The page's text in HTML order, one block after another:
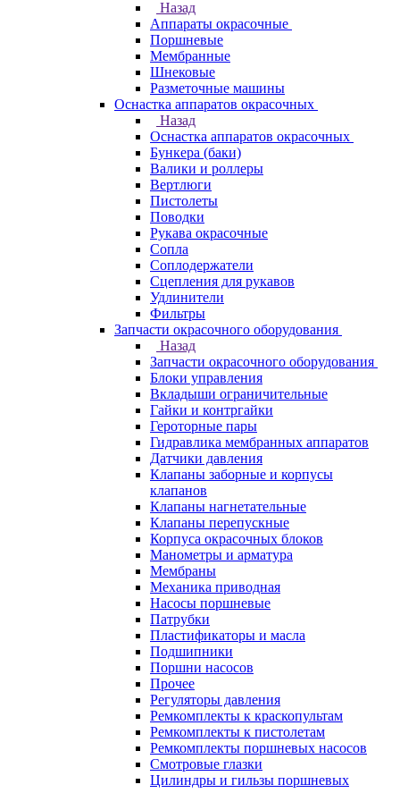
Назад
Аппараты окрасочные
Поршневые
Мембранные
Шнековые
Разметочные машины
Оснастка аппаратов окрасочных
Назад
Оснастка аппаратов окрасочных
Бункера (баки)
Валики и роллеры
Вертлюги
Пистолеты
Поводки
Рукава окрасочные
Сопла
Соплодержатели
Сцепления для рукавов
Удлинители
Фильтры
Запчасти окрасочного оборудования
Назад
Запчасти окрасочного оборудования
Блоки управления
Вкладыши ограничительные
Гайки и контргайки
Героторные пары
Гидравлика мембранных аппаратов
Датчики давления
Клапаны заборные и корпусы
клапанов
Клапаны нагнетательные
Клапаны перепускные
Корпуса окрасочных блоков
Манометры и арматура
Мембраны
Механика приводная
Насосы поршневые
Патрубки
Пластификаторы и масла
Подшипники
Поршни насосов
Прочее
Регуляторы давления
Ремкомплекты к краскопультам
Ремкомплекты к пистолетам
Ремкомплекты поршневых насосов
Смотровые глазки
Цилиндры и гильзы поршневых